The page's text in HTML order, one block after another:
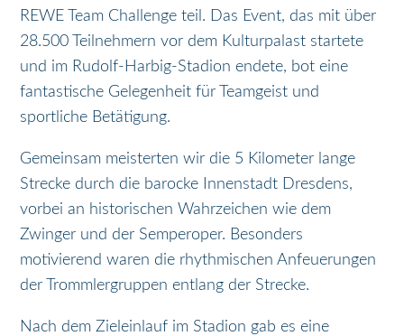
REWE Team Challenge teil. Das Event, das mit über
28.500 Teilnehmern vor dem Kulturpalast startete
und im Rudolf-Harbig-Stadion endete, bot eine
fantastische Gelegenheit für Teamgeist und
sportliche Betätigung​.
Gemeinsam meisterten wir die 5 Kilometer lange
Strecke durch die barocke Innenstadt Dresdens,
vorbei an historischen Wahrzeichen wie dem
Zwinger und der Semperoper. Besonders
motivierend waren die rhythmischen Anfeuerungen
der Trommlergruppen entlang der Strecke​.
Nach dem Zieleinlauf im Stadion gab es eine